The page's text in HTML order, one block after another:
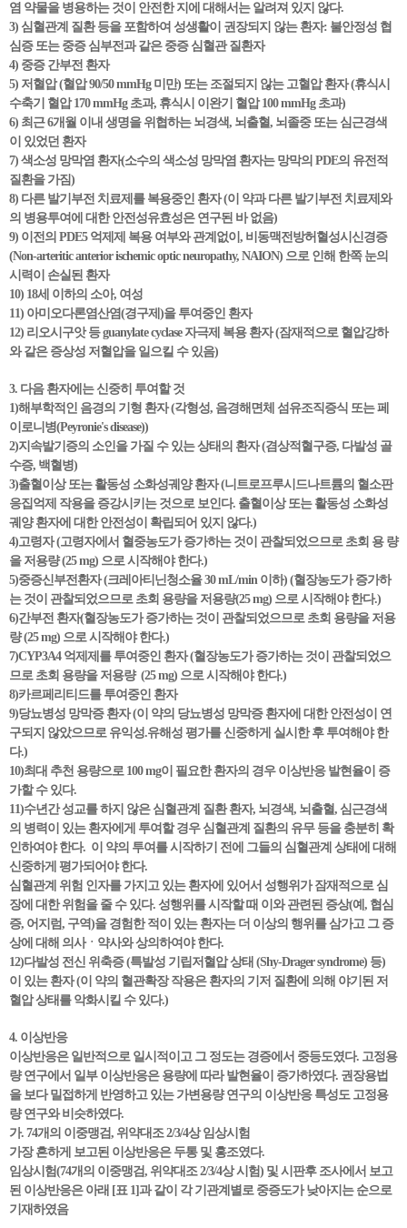
염 약물을 병용하는 것이 안전한 지에 대해서는 알려져 있지 않다.
3) 심혈관계 질환 등을 포함하여 성생활이 권장되지 않는 환자: 불안정성 협
심증 또는 중증 심부전과 같은 중증 심혈관 질환자
4) 중증 간부전 환자
5) 저혈압 (혈압 90/50 mmHg 미만) 또는 조절되지 않는 고혈압 환자 (휴식시
수축기 혈압 170 mmHg 초과, 휴식시 이완기 혈압 100 mmHg 초과)
6) 최근 6개월 이내 생명을 위협하는 뇌경색, 뇌출혈, 뇌졸중 또는 심근경색
이 있었던 환자
7) 색소성 망막염 환자(소수의 색소성 망막염 환자는 망막의 PDE의 유전적
질환을 가짐)
8) 다른 발기부전 치료제를 복용중인 환자 (이 약과 다른 발기부전 치료제와
의 병용투여에 대한 안전성유효성은 연구된 바 없음)
9) 이전의 PDE5 억제제 복용 여부와 관계없이, 비동맥전방허혈성시신경증
(Non-arteritic anterior ischemic optic neuropathy, NAION) 으로 인해 한쪽 눈의
시력이 손실된 환자
10) 18세 이하의 소아, 여성
11) 아미오다론염산염(경구제)을 투여중인 환자
12) 리오시구앗 등 guanylate cyclase 자극제 복용 환자 (잠재적으로 혈압강하
와 같은 증상성 저혈압을 일으킬 수 있음)
3. 다음 환자에는 신중히 투여할 것
1)해부학적인 음경의 기형 환자 (각형성, 음경해면체 섬유조직증식 또는 페
이로니병(Peyronie's disease))
2)지속발기증의 소인을 가질 수 있는 상태의 환자 (겸상적혈구증, 다발성 골
수증, 백혈병)
3)출혈이상 또는 활동성 소화성궤양 환자 (니트로프루시드나트륨의 혈소판
응집억제 작용을 증강시키는 것으로 보인다. 출혈이상 또는 활동성 소화성
궤양 환자에 대한 안전성이 확립되어 있지 않다.)
4)고령자 (고령자에서 혈중농도가 증가하는 것이 관찰되었으므로 초회 용 량
을 저용량 (25 mg) 으로 시작해야 한다.)
5)중증신부전환자 (크레아티닌청소율 30 mL/min 이하) (혈장농도가 증가하
는 것이 관찰되었으므로 초회 용량을 저용량(25 mg) 으로 시작해야 한다.)
6)간부전 환자(혈장농도가 증가하는 것이 관찰되었으므로 초회 용량을 저용
량 (25 mg) 으로 시작해야 한다.)
7)CYP3A4 억제제를 투여중인 환자 (혈장농도가 증가하는 것이 관찰되었으
므로 초회 용량을 저용량 (25 mg) 으로 시작해야 한다.)
8)카르페리티드를 투여중인 환자
9)당뇨병성 망막증 환자 (이 약의 당뇨병성 망막증 환자에 대한 안전성이 연
구되지 않았으므로 유익성.유해성 평가를 신중하게 실시한 후 투여해야 한
다.)
10)최대 추천 용량으로 100 mg이 필요한 환자의 경우 이상반응 발현율이 증
가할 수 있다.
11)수년간 성교를 하지 않은 심혈관계 질환 환자, 뇌경색, 뇌출혈, 심근경색
의 병력이 있는 환자에게 투여할 경우 심혈관계 질환의 유무 등을 충분히 확
인하여야 한다. 이 약의 투여를 시작하기 전에 그들의 심혈관계 상태에 대해
신중하게 평가되어야 한다.
심혈관계 위험 인자를 가지고 있는 환자에 있어서 성행위가 잠재적으로 심
장에 대한 위험을 줄 수 있다. 성행위를 시작할 때 이와 관련된 증상(예, 협심
증, 어지럼, 구역)을 경험한 적이 있는 환자는 더 이상의 행위를 삼가고 그 증
상에 대해 의사ㆍ약사와 상의하여야 한다.
12)다발성 전신 위축증 (특발성 기립저혈압 상태 (Shy-Drager syndrome) 등)
이 있는 환자 (이 약의 혈관확장 작용은 환자의 기저 질환에 의해 야기된 저
혈압 상태를 악화시킬 수 있다.)
4. 이상반응
이상반응은 일반적으로 일시적이고 그 정도는 경증에서 중등도였다. 고정용
량 연구에서 일부 이상반응은 용량에 따라 발현율이 증가하였다. 권장용법
을 보다 밀접하게 반영하고 있는 가변용량 연구의 이상반응 특성도 고정용
량 연구와 비슷하였다.
가. 74개의 이중맹검, 위약대조 2/3/4상 임상시험
가장 흔하게 보고된 이상반응은 두통 및 홍조였다.
임상시험(74개의 이중맹검, 위약대조 2/3/4상 시험) 및 시판후 조사에서 보고
된 이상반응은 아래 [표 1]과 같이 각 기관계별로 중증도가 낮아지는 순으로
기재하였음